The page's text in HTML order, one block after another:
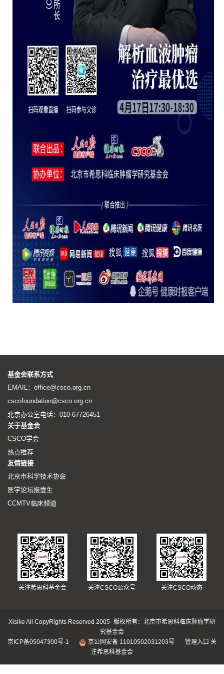
基金会联系方式
EMAIL：office@csco.org.cn
cscofoundation@csco.org.cn
北京办公室电话：010-67726451
关于基金会
CSCO学会
热点推荐
友情链接
北京市科学技术协会
医学论坛报壹生
CCMTV临床频道
关注希思科基金会 关注CSCO公众号 关注CSCO动态
Xisike All CopyRights Reserved 2005- 版权所有：北京市希思科临床肿瘤学研
究基金会
京ICP备05047300号-1
京公网安备 11010502031203号 管理入口 关
注希思科基金会